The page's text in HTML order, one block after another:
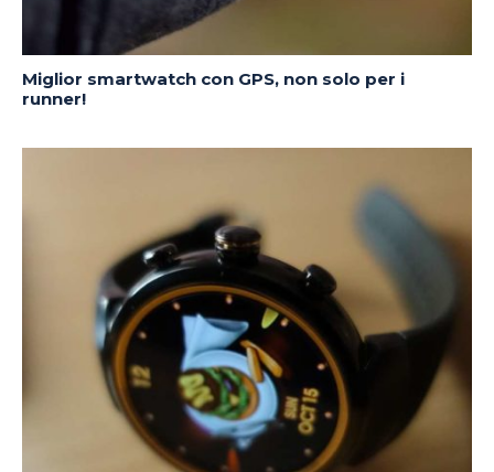
Miglior smartwatch con GPS, non solo per i
runner!